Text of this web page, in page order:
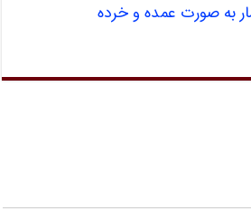
به صورت عمده و خرده